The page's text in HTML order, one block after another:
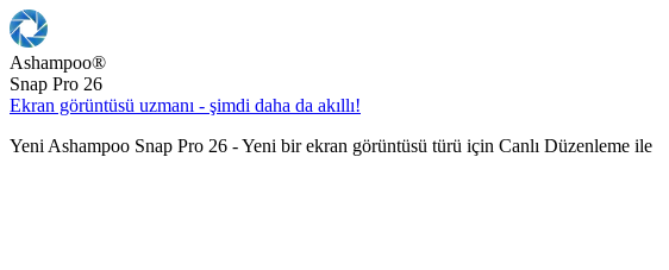
Ashampoo®
Snap Pro 26
Ekran görüntüsü uzmanı - şimdi daha da akıllı!
Yeni Ashampoo Snap Pro 26 - Yeni bir ekran görüntüsü türü için Canlı Düzenleme ile